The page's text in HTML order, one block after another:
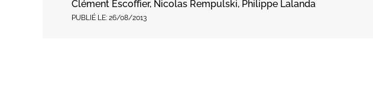
Clément Escoffier, Nicolas Rempulski, Philippe Lalanda
PUBLIÉ LE: 26/08/2013